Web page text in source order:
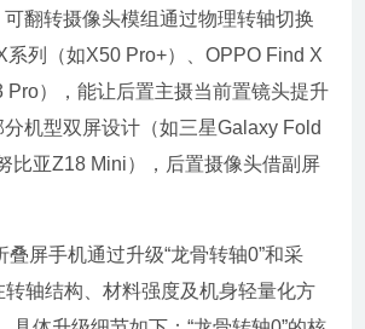
翻转摄像头模组通过物理转轴切换
系列（如X50 Pro+）、OPPO Find X
Pro），能让后置主摄当前置镜头提升
机型双屏设计（如三星Galaxy Fold
比亚Z18 Mini），后置摄像头借副屏
叠屏手机通过升级“龙骨转轴0”和采
转轴结构、材料强度及机身轻量化方